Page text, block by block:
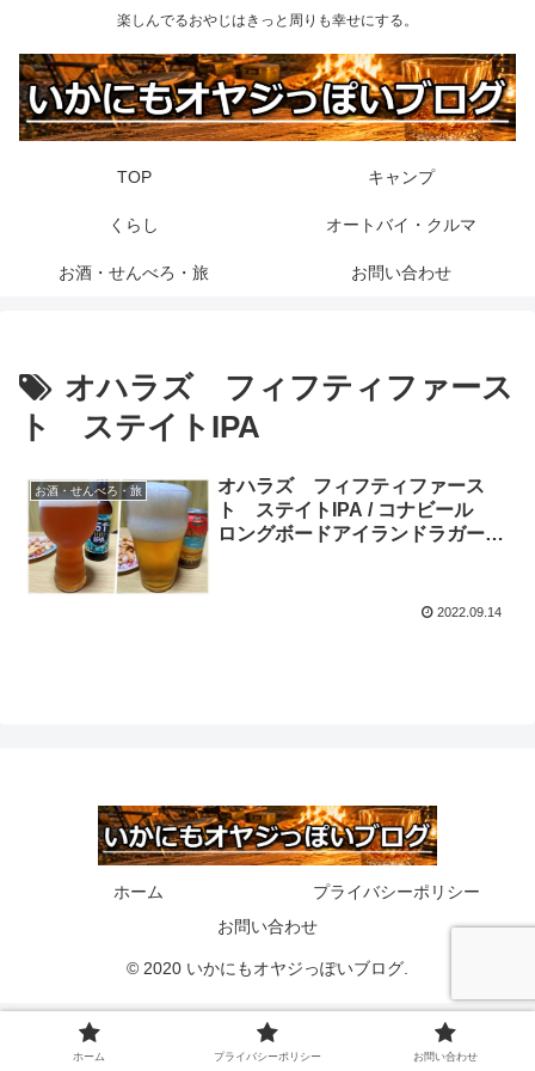
楽しんでるおやじはきっと周りも幸せにする。
TOP キャンプ
くらし オートバイ・クルマ
お酒・せんべろ・旅 お問い合わせ
オハラズ フィフティファース
ト ステイトIPA
お酒・せんべろ・旅
オハラズ フィフティファース
ト ステイトIPA / コナビール
ロングボードアイランドラガー
2022.09.14
ホーム
プライバシーポリシー
お問い合わせ
© 2020 いかにもオヤジっぽいブログ.
ホーム プライバシーポリシー お問い合わせ